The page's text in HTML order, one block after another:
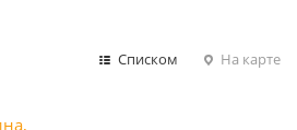
Списком На карте